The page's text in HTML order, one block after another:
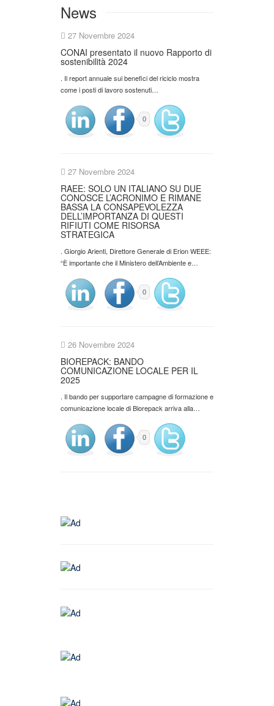
News
27 Novembre 2024
CONAI presentato il nuovo Rapporto di
sostenibilità 2024
. Il report annuale sui benefici del riciclo mostra
come i posti di lavoro sostenuti…
0
27 Novembre 2024
RAEE: SOLO UN ITALIANO SU DUE
CONOSCE L’ACRONIMO E RIMANE
BASSA LA CONSAPEVOLEZZA
DELL’IMPORTANZA DI QUESTI
RIFIUTI COME RISORSA
STRATEGICA
. Giorgio Arienti, Direttore Generale di Erion WEEE:
“È importante che il Ministero dell’Ambiente e…
0
26 Novembre 2024
BIOREPACK: BANDO
COMUNICAZIONE LOCALE PER IL
2025
. Il bando per supportare campagne di formazione e
comunicazione locale di Biorepack arriva alla…
0